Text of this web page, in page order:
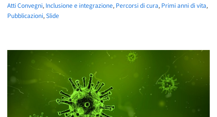
Atti Convegni, Inclusione e integrazione, Percorsi di cura, Primi anni di vita,
Pubblicazioni, Slide